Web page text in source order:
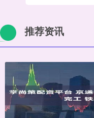
推荐资讯